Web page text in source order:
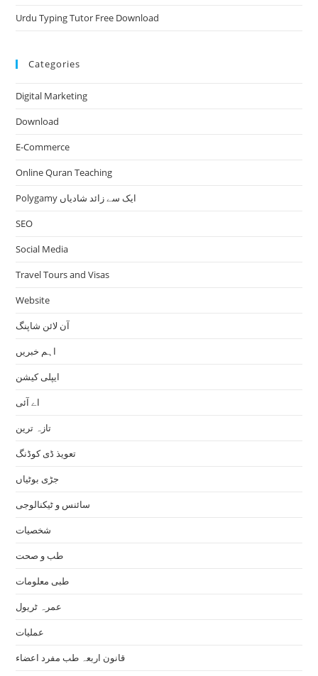
Urdu Typing Tutor Free Download
Categories
Digital Marketing
Download
E-Commerce
Online Quran Teaching
Polygamy ایک سے زائد شادیاں
SEO
Social Media
Travel Tours and Visas
Website
آن لائن شاپنگ
اہم خبریں
ایپلی کیشن
اے آئی
تازہ ترین
تعویذ ڈی کوڈنگ
جڑی بوٹیاں
سائنس و ٹیکنالوجی
شخصیات
طب و صحت
طبی معلومات
عمرہ ٹریول
عملیات
قانون اربعہ طب مفرد اعضاء